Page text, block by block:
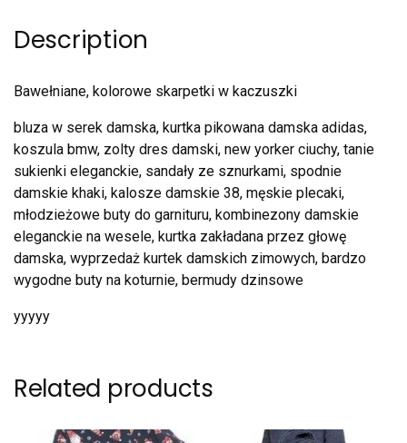
Description
Bawełniane, kolorowe skarpetki w kaczuszki
bluza w serek damska, kurtka pikowana damska adidas,
koszula bmw, zolty dres damski, new yorker ciuchy, tanie
sukienki eleganckie, sandały ze sznurkami, spodnie
damskie khaki, kalosze damskie 38, męskie plecaki,
młodzieżowe buty do garnituru, kombinezony damskie
eleganckie na wesele, kurtka zakładana przez głowę
damska, wyprzedaż kurtek damskich zimowych, bardzo
wygodne buty na koturnie, bermudy dzinsowe
yyyyy
Related products